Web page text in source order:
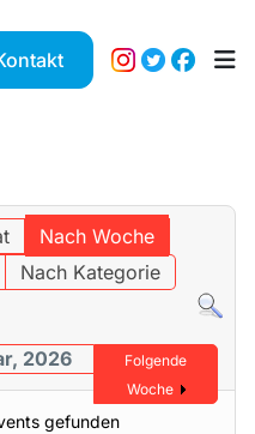
Nach Woche
Nach Kategorie
2026
Folgende
Woche
gefunden